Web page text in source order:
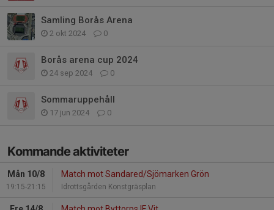
Samling Borås Arena
2 okt 2024 0
Borås arena cup 2024
24 sep 2024 0
Sommaruppehåll
17 jun 2024 0
Kommande aktiviteter
Mån 10/8
19:15-21:15
Match mot Sandared/Sjömarken Grön
Idrottsgården Konstgräsplan